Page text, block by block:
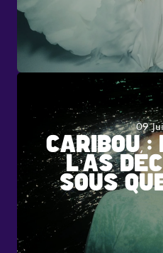
09
CARIBOU
L’AS
SOUS